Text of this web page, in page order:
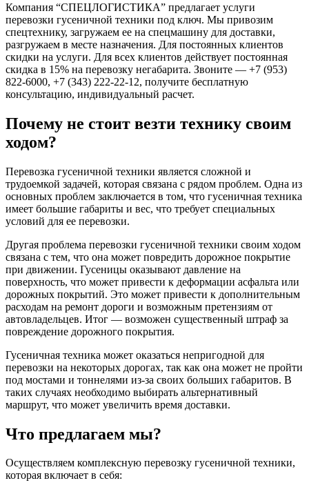
Компания “СПЕЦЛОГИСТИКА” предлагает услуги
перевозки гусеничной техники под ключ. Мы привозим
спецтехнику, загружаем ее на спецмашину для доставки,
разгружаем в месте назначения. Для постоянных клиентов
скидки на услуги. Для всех клиентов действует постоянная
скидка в 15% на перевозку негабарита. Звоните — +7 (953)
822-6000, +7 (343) 222-22-12, получите бесплатную
консультацию, индивидуальный расчет.
Почему не стоит везти технику своим
ходом?
Перевозка гусеничной техники является сложной и
трудоемкой задачей, которая связана с рядом проблем. Одна из
основных проблем заключается в том, что гусеничная техника
имеет большие габариты и вес, что требует специальных
условий для ее перевозки.
Другая проблема перевозки гусеничной техники своим ходом
связана с тем, что она может повредить дорожное покрытие
при движении. Гусеницы оказывают давление на
поверхность, что может привести к деформации асфальта или
дорожных покрытий. Это может привести к дополнительным
расходам на ремонт дороги и возможным претензиям от
автовладельцев. Итог — возможен существенный штраф за
повреждение дорожного покрытия.
Гусеничная техника может оказаться непригодной для
перевозки на некоторых дорогах, так как она может не пройти
под мостами и тоннелями из-за своих больших габаритов. В
таких случаях необходимо выбирать альтернативный
маршрут, что может увеличить время доставки.
Что предлагаем мы?
Осуществляем комплексную перевозку гусеничной техники,
которая включает в себя: